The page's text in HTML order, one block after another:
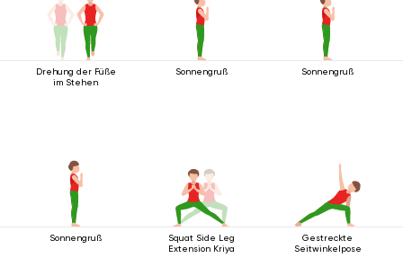
Drehung der Füße
im Stehen
Sonnengruß Sonnengruß
Sonnengruß
Squat Side Leg
Extension Kriya
Gestreckte
Seitwinkelpose